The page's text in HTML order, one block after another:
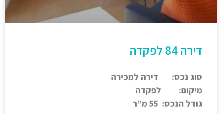
דירה 84 לפקדה
סוג נכס: דירה למכירה
מיקום: לפקדה
גודל הנכס: 55 מ”ר